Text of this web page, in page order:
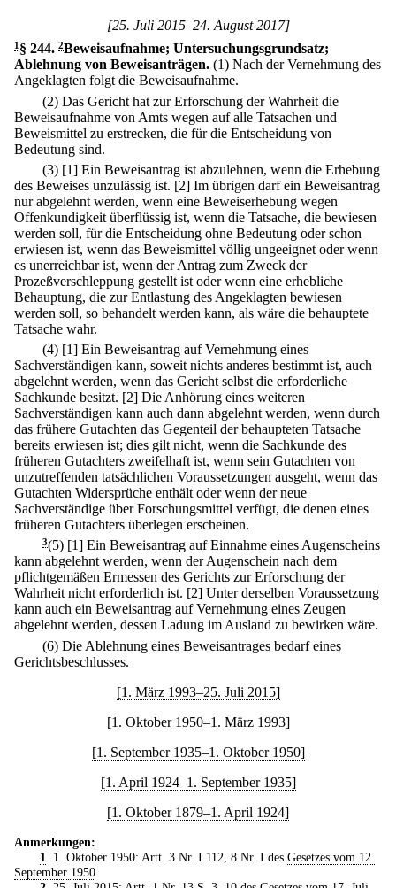
[25. Juli 2015–24. August 2017]
1§ 244. 2Beweisaufnahme; Untersuchungsgrundsatz;
Ablehnung von Beweisanträgen. (1) Nach der Vernehmung des
Angeklagten folgt die Beweisaufnahme.
(2) Das Gericht hat zur Erforschung der Wahrheit die
Beweisaufnahme von Amts wegen auf alle Tatsachen und
Beweismittel zu erstrecken, die für die Entscheidung von
Bedeutung sind.
(3) [1] Ein Beweisantrag ist abzulehnen, wenn die Erhebung
des Beweises unzulässig ist. [2] Im übrigen darf ein Beweisantrag
nur abgelehnt werden, wenn eine Beweiserhebung wegen
Offenkundigkeit überflüssig ist, wenn die Tatsache, die bewiesen
werden soll, für die Entscheidung ohne Bedeutung oder schon
erwiesen ist, wenn das Beweismittel völlig ungeeignet oder wenn
es unerreichbar ist, wenn der Antrag zum Zweck der
Prozeßverschleppung gestellt ist oder wenn eine erhebliche
Behauptung, die zur Entlastung des Angeklagten bewiesen
werden soll, so behandelt werden kann, als wäre die behauptete
Tatsache wahr.
(4) [1] Ein Beweisantrag auf Vernehmung eines
Sachverständigen kann, soweit nichts anderes bestimmt ist, auch
abgelehnt werden, wenn das Gericht selbst die erforderliche
Sachkunde besitzt. [2] Die Anhörung eines weiteren
Sachverständigen kann auch dann abgelehnt werden, wenn durch
das frühere Gutachten das Gegenteil der behaupteten Tatsache
bereits erwiesen ist; dies gilt nicht, wenn die Sachkunde des
früheren Gutachters zweifelhaft ist, wenn sein Gutachten von
unzutreffenden tatsächlichen Voraussetzungen ausgeht, wenn das
Gutachten Widersprüche enthält oder wenn der neue
Sachverständige über Forschungsmittel verfügt, die denen eines
früheren Gutachters überlegen erscheinen.
3(5) [1] Ein Beweisantrag auf Einnahme eines Augenscheins
kann abgelehnt werden, wenn der Augenschein nach dem
pflichtgemäßen Ermessen des Gerichts zur Erforschung der
Wahrheit nicht erforderlich ist. [2] Unter derselben Voraussetzung
kann auch ein Beweisantrag auf Vernehmung eines Zeugen
abgelehnt werden, dessen Ladung im Ausland zu bewirken wäre.
(6) Die Ablehnung eines Beweisantrages bedarf eines
Gerichtsbeschlusses.
[1. März 1993–25. Juli 2015]
[1. Oktober 1950–1. März 1993]
[1. September 1935–1. Oktober 1950]
[1. April 1924–1. September 1935]
[1. Oktober 1879–1. April 1924]
Anmerkungen:
1
. 1. Oktober 1950: Artt. 3 Nr. I.112, 8 Nr. I des Gesetzes vom 12.
September 1950